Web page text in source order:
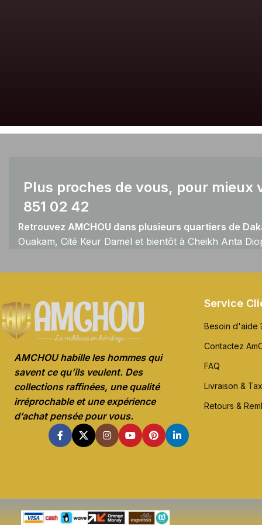
Plus proches de vous, pour mieux
851 02 42
Retrouvez AMCHOU dans plusieurs quartiers de
Ouakam, Cité Keur Damel et bientôt à Cheikh Anta
AMCHOU habille les hommes qui
savent ce qu’ils veulent. Des
collections raffinées, une qualité
irréprochable et une expérience
d’achat pensée pour vous.
Service
Besoin d'aide
Contactez
FAQ
Livraison &
Retours &